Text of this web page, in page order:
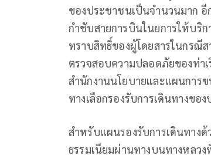
ของประชาชนเป็นจำนวนมาก
กำชับสายการบินในยการให้บริ
ทราบสิทธิ์ของผู้โดยสารในกรณี
ตรวจสอบความปลอดภัยของท่า
สำนักงานนโยบายและแผนการ
ทางเลือกรองรับการเดินทางขอ
สำหรับแผนรองรับการเดินทาง
ธรรมเนียมผ่านทางบนทางหลวง